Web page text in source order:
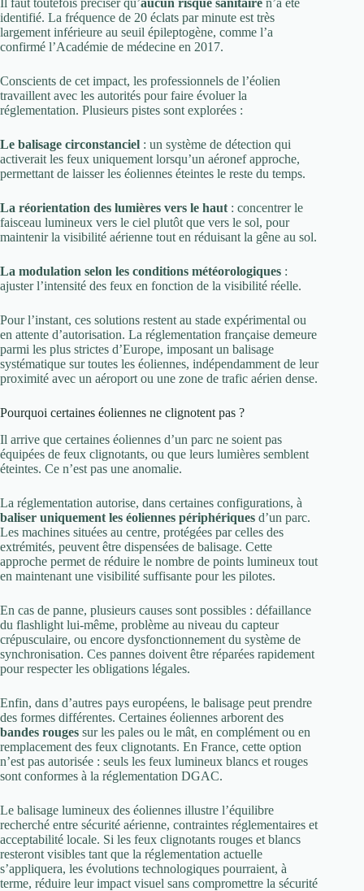
identifié. La fréquence de 20 éclats par minute est très
largement inférieure au seuil épileptogène, comme l’a
confirmé l’Académie de médecine en 2017.
Conscients de cet impact, les professionnels de l’éolien
travaillent avec les autorités pour faire évoluer la
réglementation. Plusieurs pistes sont explorées :
Le balisage circonstanciel : un système de détection qui
activerait les feux uniquement lorsqu’un aéronef approche,
permettant de laisser les éoliennes éteintes le reste du temps.
La réorientation des lumières vers le haut : concentrer le
faisceau lumineux vers le ciel plutôt que vers le sol, pour
maintenir la visibilité aérienne tout en réduisant la gêne au sol.
La modulation selon les conditions météorologiques :
ajuster l’intensité des feux en fonction de la visibilité réelle.
Pour l’instant, ces solutions restent au stade expérimental ou
en attente d’autorisation. La réglementation française demeure
parmi les plus strictes d’Europe, imposant un balisage
systématique sur toutes les éoliennes, indépendamment de leur
proximité avec un aéroport ou une zone de trafic aérien dense.
Pourquoi certaines éoliennes ne clignotent pas ?
Il arrive que certaines éoliennes d’un parc ne soient pas
équipées de feux clignotants, ou que leurs lumières semblent
éteintes. Ce n’est pas une anomalie.
La réglementation autorise, dans certaines configurations, à
baliser uniquement les éoliennes périphériques d’un parc.
Les machines situées au centre, protégées par celles des
extrémités, peuvent être dispensées de balisage. Cette
approche permet de réduire le nombre de points lumineux tout
en maintenant une visibilité suffisante pour les pilotes.
En cas de panne, plusieurs causes sont possibles : défaillance
du flashlight lui-même, problème au niveau du capteur
crépusculaire, ou encore dysfonctionnement du système de
synchronisation. Ces pannes doivent être réparées rapidement
pour respecter les obligations légales.
Enfin, dans d’autres pays européens, le balisage peut prendre
des formes différentes. Certaines éoliennes arborent des
bandes rouges sur les pales ou le mât, en complément ou en
remplacement des feux clignotants. En France, cette option
n’est pas autorisée : seuls les feux lumineux blancs et rouges
sont conformes à la réglementation DGAC.
Le balisage lumineux des éoliennes illustre l’équilibre
recherché entre sécurité aérienne, contraintes réglementaires et
acceptabilité locale. Si les feux clignotants rouges et blancs
resteront visibles tant que la réglementation actuelle
s’appliquera, les évolutions technologiques pourraient, à
terme, réduire leur impact visuel sans compromettre la sécurité